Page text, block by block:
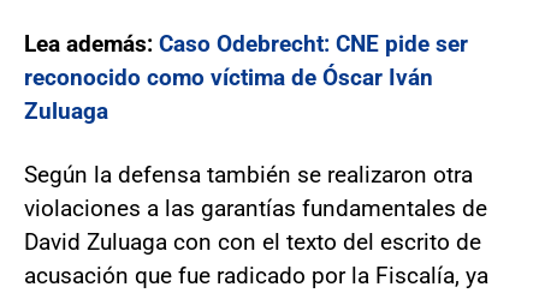
Lea además: Caso Odebrecht: CNE pide ser
reconocido como víctima de Óscar Iván
Zuluaga
Según la defensa también se realizaron otra
violaciones a las garantías fundamentales de
David Zuluaga con con el texto del escrito de
acusación que fue radicado por la Fiscalía, ya